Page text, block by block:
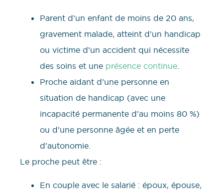
Parent d’un enfant de moins de 20 ans,
gravement malade, atteint d’un handicap
ou victime d’un accident qui nécessite
des soins et une présence continue.
Proche aidant d’une personne en
situation de handicap (avec une
incapacité permanente d’au moins 80 %)
ou d’une personne âgée et en perte
d’autonomie.
Le proche peut être :
En couple avec le salarié : époux, épouse,